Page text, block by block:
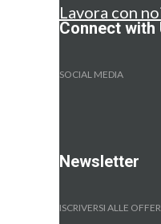
Lavora con
Connect with
SOCIAL MEDIA
Newsletter
ISCRIVERSI ALLE